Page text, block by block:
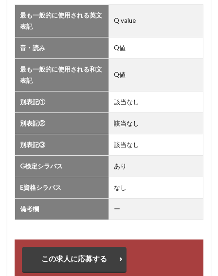
最も一般的に使用される英文
表記
Q value
音・読み Q値
最も一般的に使用される和文
表記
Q値
別表記① 該当なし
別表記② 該当なし
別表記③ 該当なし
G検定シラバス あり
E資格シラバス なし
備考欄 ー
この求人に応募する